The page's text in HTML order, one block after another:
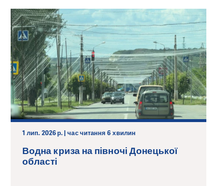
1 лип. 2026 р. | час читання 6 хвилин
Водна криза на півночі Донецької
області